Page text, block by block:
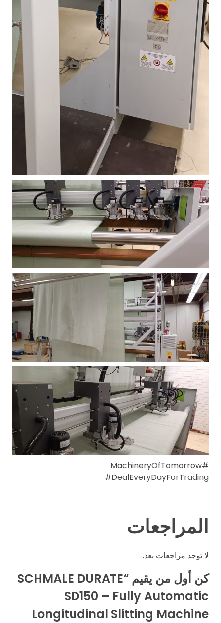
#MachineryOfTomorrow
#DealEveryDayForTrading
المراجعات
لا توجد مراجعات بعد.
كن أول من يقيم “SCHMALE DURATE
SD150 – Fully Automatic
Longitudinal Slitting Machine